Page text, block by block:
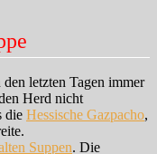
letzten Tagen immer
Herd nicht
die Hessische Gazpacho,
Suppen. Die